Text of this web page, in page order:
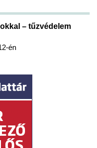
– tűzvédelem
én